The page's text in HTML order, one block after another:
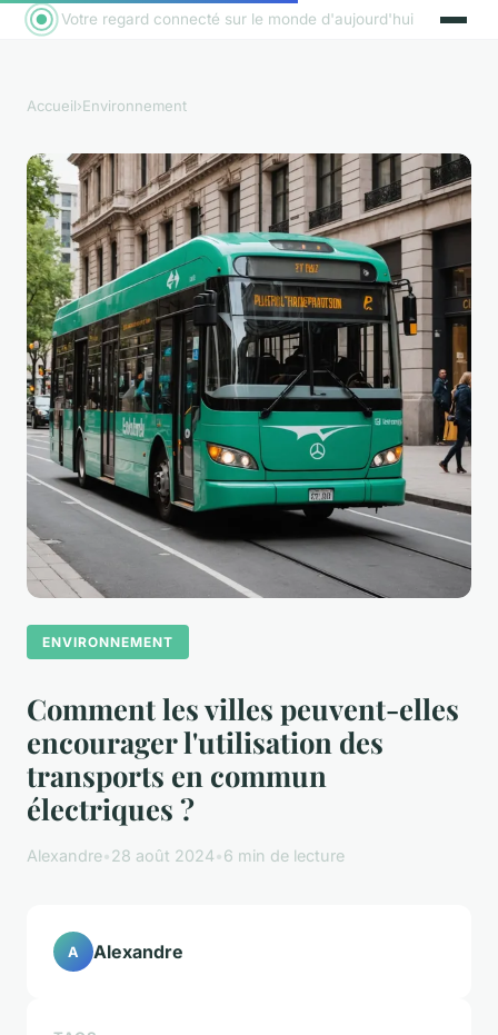
Votre regard connecté sur le monde d'aujourd'hui
Accueil›Environnement
ENVIRONNEMENT
Comment les villes peuvent-elles
encourager l'utilisation des
transports en commun
électriques ?
Alexandre•28 août 2024•6 min de lecture
A Alexandre